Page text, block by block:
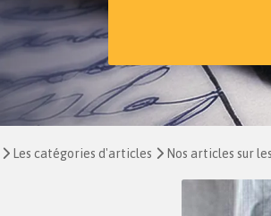
Les catégories d'articles Nos articles sur